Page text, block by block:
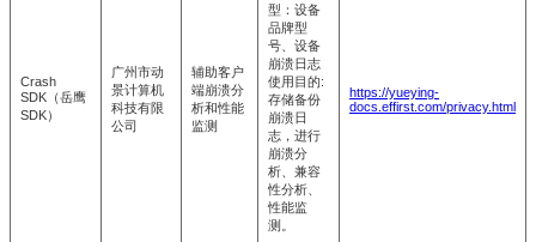
Crash
SDK（岳鹰
SDK）
广州市动
景计算机
科技有限
公司
辅助客户
端崩溃分
析和性能
监测
型：设备
品牌型
号、设备
崩溃日志
使用目的:
存储备份
崩溃日
志，进行
崩溃分
析、兼容
性分析、
性能监
测。
https://yueying-
docs.effirst.com/privacy.html